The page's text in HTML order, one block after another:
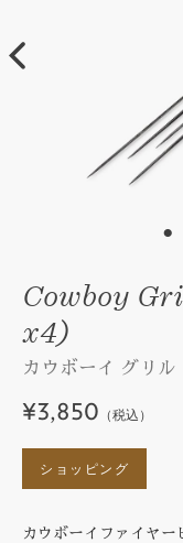
Cowboy
x4)
カウボーイ グリ
¥3,850 （税込）
ショッピング
カウボーイファイヤ